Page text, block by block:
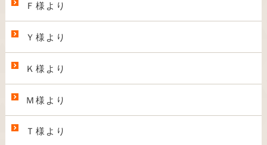
Ｆ様より
Ｙ様より
Ｋ様より
Ｍ様より
Ｔ様より